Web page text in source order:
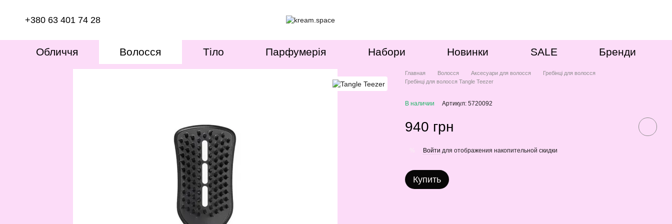
+380 63 401 74 28
Обличчя Волосся Тіло Парфумерія Набори Новинки SALE Бренди
Главная Волосся Аксесуари для волосся
Гребінці для волосся
Гребінці для волосся Tangle Teezer
В наличии Артикул: 5720092
940 грн
Войти для отображения накопительной скидки
Купить